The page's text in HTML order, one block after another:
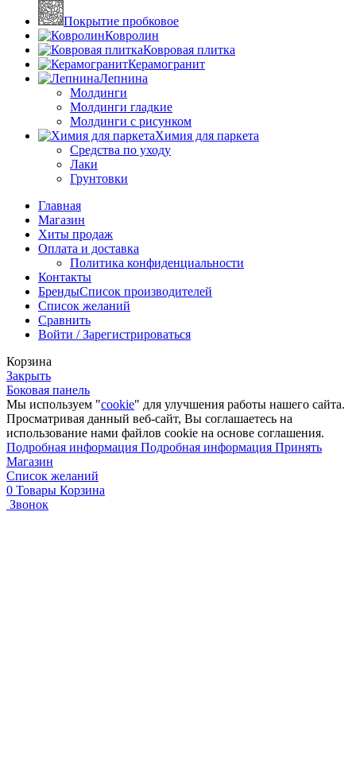
Покрытие пробковое
Ковролин
Ковровая плитка
Керамогранит
Лепнина
Молдинги
Молдинги гладкие
Молдинги с рисунком
Химия для паркета
Средства по уходу
Лаки
Грунтовки
Главная
Магазин
Хиты продаж
Оплата и доставка
Политика конфиденциальности
Контакты
БрендыСписок производителей
Список желаний
Сравнить
Войти / Зарегистрироваться
Корзина
Закрыть
Боковая панель
Мы используем "cookie" для улучшения работы нашего сайта.
Просматривая данный веб-сайт, Вы соглашаетесь на
использование нами файлов cookie на основе соглашения.
Подробная информация Подробная информация Принять
Магазин
Список желаний
0 Товары Корзина
Звонок